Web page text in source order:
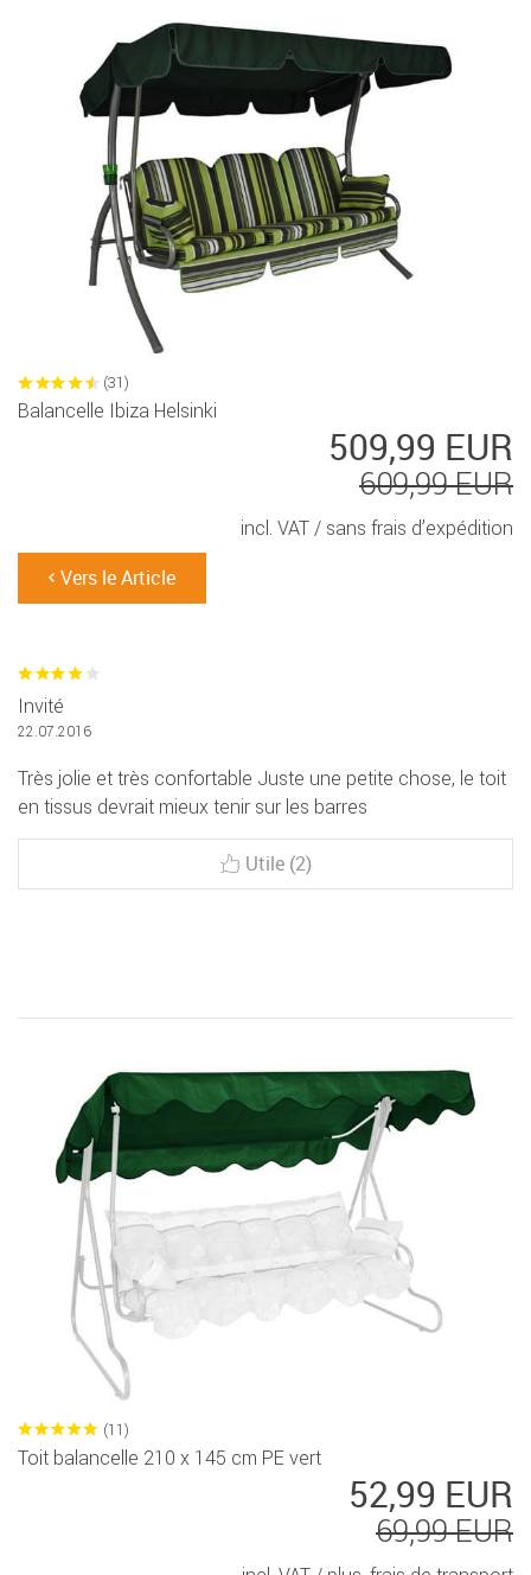
(31)
Balancelle Ibiza Helsinki
509,99 EUR
609,99 EUR
incl. VAT / sans frais d’expédition
Vers le Article
Invité
22.07.2016
Très jolie et très confortable Juste une petite chose, le toit
en tissus devrait mieux tenir sur les barres
Utile (2)
(11)
Toit balancelle 210 x 145 cm PE vert
52,99 EUR
69,99 EUR